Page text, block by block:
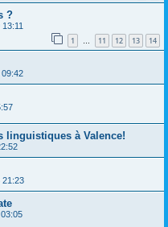
?
1 … 11 12 13 14
09:42
linguistiques à Valence!
21:23